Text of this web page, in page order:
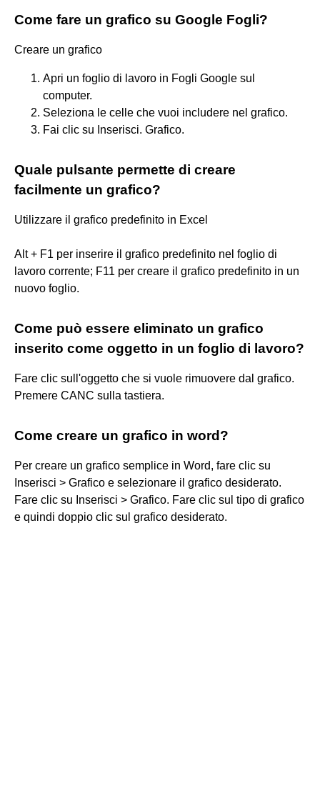
Come fare un grafico su Google Fogli?
Creare un grafico
Apri un foglio di lavoro in Fogli Google sul
computer.
Seleziona le celle che vuoi includere nel grafico.
Fai clic su Inserisci. Grafico.
Quale pulsante permette di creare
facilmente un grafico?
Utilizzare il grafico predefinito in Excel
Alt + F1 per inserire il grafico predefinito nel foglio di
lavoro corrente; F11 per creare il grafico predefinito in un
nuovo foglio.
Come può essere eliminato un grafico
inserito come oggetto in un foglio di lavoro?
Fare clic sull'oggetto che si vuole rimuovere dal grafico.
Premere CANC sulla tastiera.
Come creare un grafico in word?
Per creare un grafico semplice in Word, fare clic su
Inserisci > Grafico e selezionare il grafico desiderato.
Fare clic su Inserisci > Grafico. Fare clic sul tipo di grafico
e quindi doppio clic sul grafico desiderato.